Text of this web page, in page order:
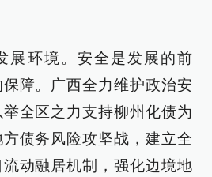
展环境。安全是发展的前
障。广西全力维护政治安
全区之力支持柳州化债为
债务风险攻坚战，建立全
动融居机制，强化边境地